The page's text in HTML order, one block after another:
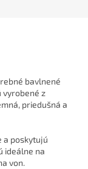
bavlnené
vyrobené z
priedušná a
a poskytujú
ideálne na
von.